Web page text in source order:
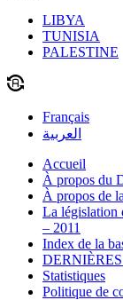
LIBYA
TUNISIA
PALESTINE
Français
العربية
Accueil
À propos du
À propos de
La législation
– 2011
Index de la
Statistiques
Politique de